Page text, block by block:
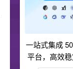
一站式集成
平台，高效